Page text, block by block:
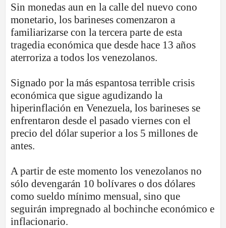
Sin monedas aun en la calle del nuevo cono
monetario, los barineses comenzaron a
familiarizarse con la tercera parte de esta
tragedia económica que desde hace 13 años
aterroriza a todos los venezolanos.
Signado por la más espantosa terrible crisis
económica que sigue agudizando la
hiperinflación en Venezuela, los barineses se
enfrentaron desde el pasado viernes con el
precio del dólar superior a los 5 millones de
antes.
A partir de este momento los venezolanos no
sólo devengarán 10 bolívares o dos dólares
como sueldo mínimo mensual, sino que
seguirán impregnado al bochinche económico e
inflacionario.